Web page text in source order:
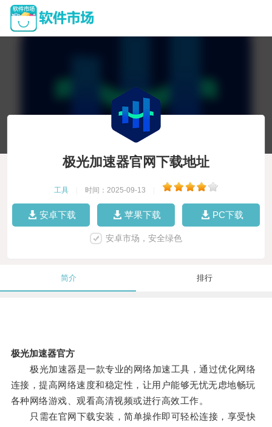
极光加速器官网下载地址
工具 时间：2025-09-13
安卓下载 苹果下载 PC下载
安卓市场，安全绿色
简介 排行
极光加速器官方
极光加速器是一款专业的网络加速工具，通过优化网络
连接，提高网络速度和稳定性，让用户能够无忧无虑地畅玩
各种网络游戏、观看高清视频或进行高效工作。
只需在官网下载安装，简单操作即可轻松连接，享受快